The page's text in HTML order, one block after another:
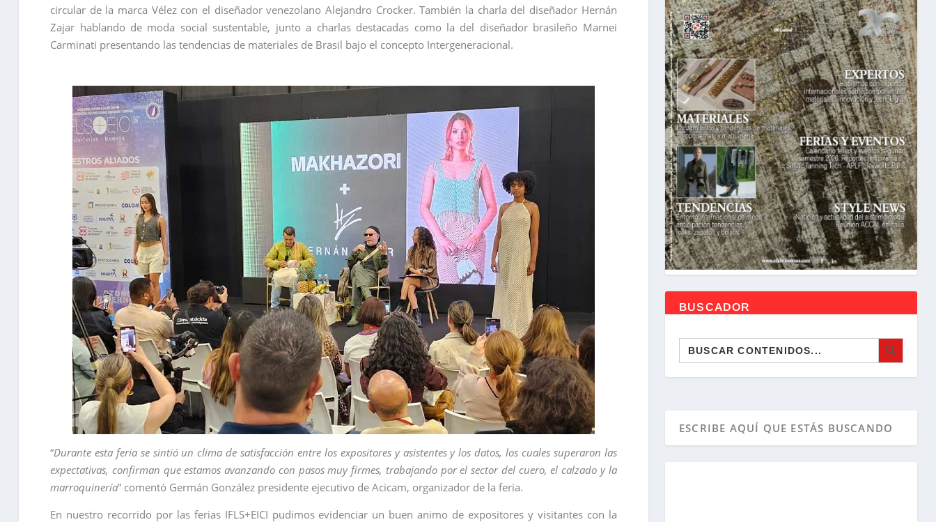
circular de la marca Vélez con el diseñador venezolano Alejandro Crocker. También la charla del diseñador Hernán
Zajar hablando de moda social sustentable, junto a charlas destacadas como la del diseñador brasileño Marnei
Carminati presentando las tendencias de materiales de Brasil bajo el concepto Intergeneracional.
“Durante esta feria se sintió un clima de satisfacción entre los expositores y asistentes y los datos, los cuales superaron las
expectativas, confirman que estamos avanzando con pasos muy firmes, trabajando por el sector del cuero, el calzado y la
marroquinería” comentó Germán González presidente ejecutivo de Acicam, organizador de la feria.
En nuestro recorrido por las ferias IFLS+EICI pudimos evidenciar un buen animo de expositores y visitantes con la
BUSCADOR
Buscar: BOTÓN DE BÚSQUEDA